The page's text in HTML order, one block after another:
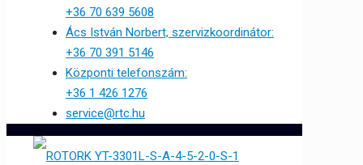
+36 70 639 5608
Ács István Norbert, szervizkoordinátor:
+36 70 391 5146
Központi telefonszám:
+36 1 426 1276
service@rtc.hu